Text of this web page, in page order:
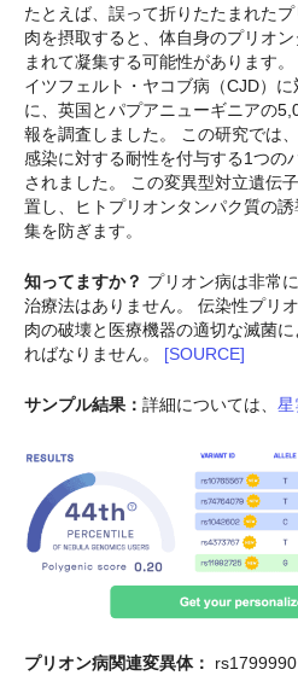
たとえば、誤って折りたたまれた
肉を摂取すると、体自身のプリオ
まれて凝集する可能性があります
イツフェルト・ヤコブ病（CJD）
に、英国とパプアニューギニアの
報を調査しました。 この研究では
感染に対する耐性を付与する1つの
されました。 この変異型対立遺伝
置し、ヒトプリオンタンパク質の
集を防ぎます。
知ってますか？ プリオン病は非常
治療法はありません。 伝染性プリ
肉の破壊と医療機器の適切な滅菌
ればなりません。 [SOURCE]
サンプル結果： 詳細については、 星
プリオン病関連変異体： rs1799990